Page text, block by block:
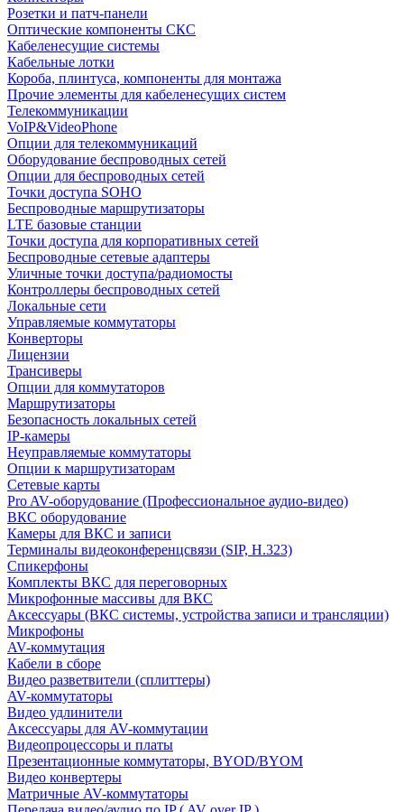
Розетки и патч-панели
Оптические компоненты СКС
Кабеленесущие системы
Кабельные лотки
Короба, плинтуса, компоненты для монтажа
Прочие элементы для кабеленесущих систем
Телекоммуникации
VoIP&VideoPhone
Опции для телекоммуникаций
Оборудование беспроводных сетей
Опции для беспроводных сетей
Точки доступа SOHO
Беспроводные маршрутизаторы
LTE базовые станции
Точки доступа для корпоративных сетей
Беспроводные сетевые адаптеры
Уличные точки доступа/радиомосты
Контроллеры беспроводных сетей
Локальные сети
Управляемые коммутаторы
Конверторы
Лицензии
Трансиверы
Опции для коммутаторов
Маршрутизаторы
Безопасность локальных сетей
IP-камеры
Неуправляемые коммутаторы
Опции к маршрутизаторам
Сетевые карты
Pro AV-оборудование (Профессиональное аудио-видео)
ВКС оборудование
Камеры для ВКС и записи
Терминалы видеоконференцсвязи (SIP, H.323)
Спикерфоны
Комплекты ВКС для переговорных
Микрофонные массивы для ВКС
Аксессуары (ВКС системы, устройства записи и трансляции)
Микрофоны
AV-коммутация
Кабели в сборе
Видео разветвители (сплиттеры)
AV-коммутаторы
Видео удлинители
Аксессуары для AV-коммутации
Видеопроцессоры и платы
Презентационные коммутаторы, BYOD/BYOM
Видео конвертеры
Матричные AV-коммутаторы